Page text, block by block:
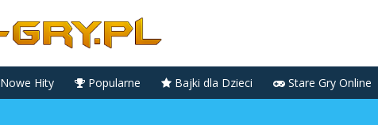
Nowe Hity Popularne Bajki dla Dzieci Stare Gry Online